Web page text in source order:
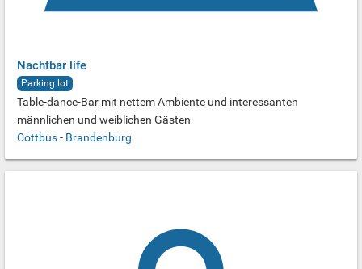
Nachtbar life
Parking lot
Table-dance-Bar mit nettem Ambiente und interessanten
männlichen und weiblichen Gästen
Cottbus- Brandenburg